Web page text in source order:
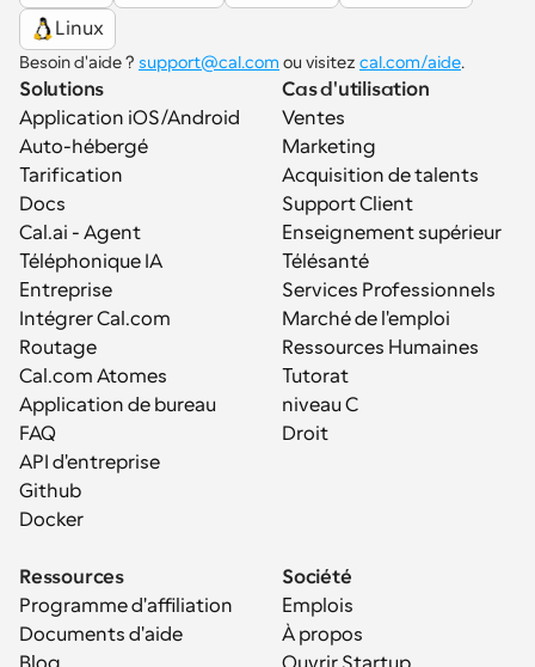
Linux
Besoin d'aide ? support@cal.com ou visitez cal.com/aide.
Solutions
Application iOS/Android
Auto-hébergé
Tarification
Docs
Cal.ai - Agent
Téléphonique IA
Entreprise
Intégrer Cal.com
Routage
Cal.com Atomes
Application de bureau
FAQ
API d'entreprise
Github
Docker
Cas d'utilisation
Ventes
Marketing
Acquisition de talents
Support Client
Enseignement supérieur
Télésanté
Services Professionnels
Marché de l'emploi
Ressources Humaines
Tutorat
niveau C
Droit
Ressources
Programme d'affiliation
Documents d'aide
Société
Emplois
À propos